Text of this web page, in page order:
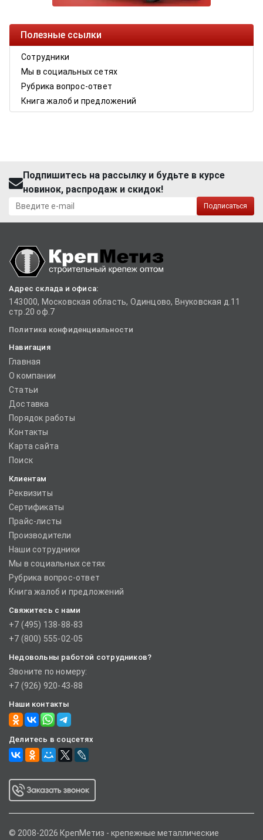
Полезные ссылки
Сотрудники
Мы в социальных сетях
Рубрика вопрос-ответ
Книга жалоб и предложений
Подпишитесь на рассылку и будьте в курсе
новинок, распродаж и скидок!
Подписаться
Адрес склада и офиса:
143000, Московская область, Одинцово, Внуковская д.11
стр.20 оф.7
Политика конфиденциальности
Навигация
Главная
О компании
Статьи
Доставка
Порядок работы
Контакты
Карта сайта
Поиск
Клиентам
Реквизиты
Сертификаты
Прайс-листы
Производители
Наши сотрудники
Мы в социальных сетях
Рубрика вопрос-ответ
Книга жалоб и предложений
Свяжитесь с нами
+7 (495) 138-88-83
+7 (800) 555-02-05
Недовольны работой сотрудников?
Звоните по номеру:
+7 (926) 920-43-88
Наши контакты
Делитесь в соцсетях
© 2008-2026 КрепМетиз - крепежные металлические